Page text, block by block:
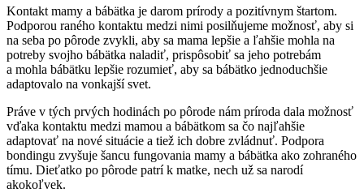
Kontakt mamy a bábätka je darom prírody a pozitívnym štartom.
Podporou raného kontaktu medzi nimi posilňujeme možnosť, aby si
na seba po pôrode zvykli, aby sa mama lepšie a ľahšie mohla na
potreby svojho bábätka naladiť, prispôsobiť sa jeho potrebám
a mohla bábätku lepšie rozumieť, aby sa bábätko jednoduchšie
adaptovalo na vonkajší svet.
Práve v tých prvých hodinách po pôrode nám príroda dala možnosť
vďaka kontaktu medzi mamou a bábätkom sa čo najľahšie
adaptovať na nové situácie a tiež ich dobre zvládnuť. Podpora
bondingu zvyšuje šancu fungovania mamy a bábätka ako zohraného
tímu. Dieťatko po pôrode patrí k matke, nech už sa narodí
akokoľvek.